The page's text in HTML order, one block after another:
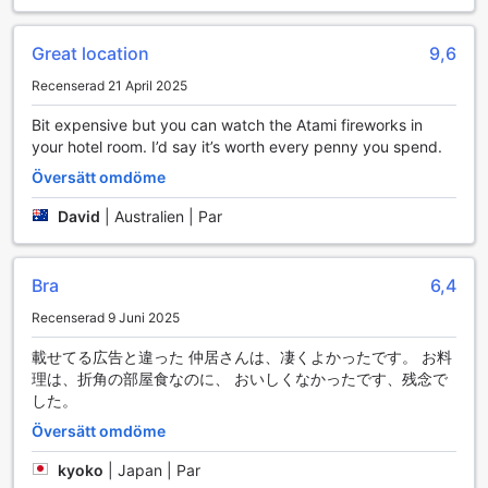
låta kunniga terapeuter ta hand om dig.
För dem som älskar socialt umgänge finns det en
gemensam lounge med TV, perfekt för att samlas med
andra gäster och njuta av en film eller sportevenemang.
Dessutom erbjuder hotellet en rolig karaoke-anläggning där
du kan visa upp dina sångtalanger och skapa minnen
tillsammans med vänner och familj. Avsluta kvällen med ett
besök i souvenirbutiken, där du kan hitta unika presenter
och minnen från din tid i Atami. Yunoyado Ohkawa
garanterar en oförglömlig upplevelse med sina mångsidiga
underhållningsalternativ.
Bekvämlighetsfaciliteter på Yunoyado Ohkawa
Yunoyado Ohkawa erbjuder en rad bekvämlighetsfaciliteter
som gör din vistelse både bekväm och avkopplande. Med
rumsservice kan du njuta av läckra måltider och drycker
direkt i ditt rum, vilket ger dig möjlighet att koppla av i den
privata atmosfären utan att behöva lämna ditt boende.
Oavsett om du vill ha en snabb frukost eller en romantisk
middag, finns det något för alla smaker.
För dem som röker finns en särskilt avsedd rökplats, vilket
Great location 9,6
Recenserad 21 April 2025
Bit expensive but you can watch the Atami fireworks in
your hotel room. I’d say it’s worth every penny you spend.
Översätt omdöme
David Australien | Par
Bra 6,4
Recenserad 9 Juni 2025
載せてる広告と違った 仲居さんは、凄くよかったです。 お料
理は、折角の部屋食なのに、 おいしくなかったです、残念で
した。
Översätt omdöme
kyoko Japan | Par